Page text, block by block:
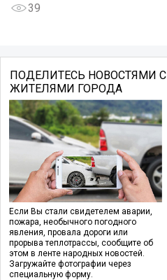
39
ПОДЕЛИТЕСЬ НОВОСТЯМИ С
ЖИТЕЛЯМИ ГОРОДА
Если Вы стали свидетелем аварии,
пожара, необычного погодного
явления, провала дороги или
прорыва теплотрассы, сообщите об
этом в ленте народных новостей.
Загружайте фотографии через
специальную форму.